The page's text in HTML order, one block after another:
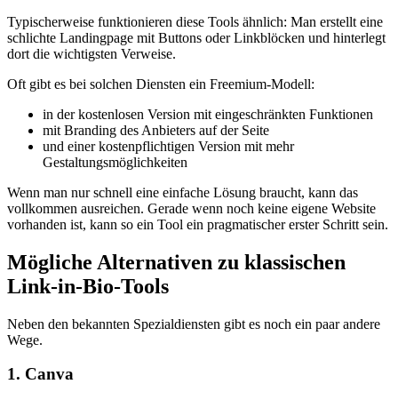
Typischerweise funktionieren diese Tools ähnlich: Man erstellt eine
schlichte Landingpage mit Buttons oder Linkblöcken und hinterlegt
dort die wichtigsten Verweise.
Oft gibt es bei solchen Diensten ein Freemium-Modell:
in der kostenlosen Version mit eingeschränkten Funktionen
mit Branding des Anbieters auf der Seite
und einer kostenpflichtigen Version mit mehr
Gestaltungsmöglichkeiten
Wenn man nur schnell eine einfache Lösung braucht, kann das
vollkommen ausreichen. Gerade wenn noch keine eigene Website
vorhanden ist, kann so ein Tool ein pragmatischer erster Schritt sein.
Mögliche Alternativen zu klassischen
Link-in-Bio-Tools
Neben den bekannten Spezialdiensten gibt es noch ein paar andere
Wege.
1. Canva